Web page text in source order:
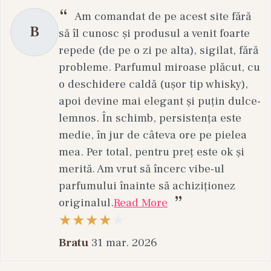
B
Am comandat de pe acest site fără
să îl cunosc și produsul a venit foarte
repede (de pe o zi pe alta), sigilat, fără
probleme. Parfumul miroase plăcut, cu
o deschidere caldă (ușor tip whisky),
apoi devine mai elegant și puțin dulce-
lemnos. În schimb, persistența este
medie, în jur de câteva ore pe pielea
mea. Per total, pentru preț este ok și
merită. Am vrut să încerc vibe-ul
parfumului înainte să achiziționez
originalul.Read More
Bratu 31 mar. 2026